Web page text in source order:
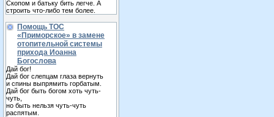
Скопом и батьку бить легче. А
строить что-либо тем более.
Помощь ТОС
«Приморское» в замене
отопительной системы
прихода Иоанна
Богослова
Дай бог!
Дай бог слепцам глаза вернуть
и спины выпрямить горбатым.
Дай бог быть богом хоть чуть-
чуть,
но быть нельзя чуть-чуть
распятым.